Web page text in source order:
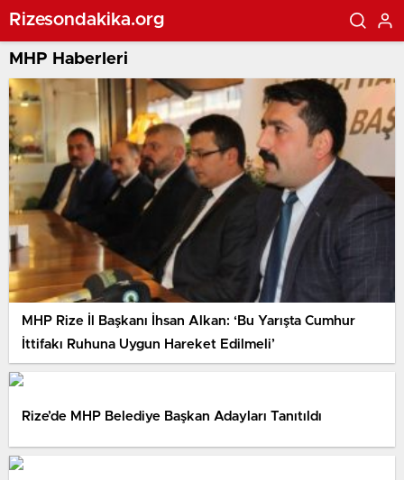
Rizesondakika.org
MHP Haberleri
MHP Rize İl Başkanı İhsan Alkan: ‘Bu Yarışta Cumhur
İttifakı Ruhuna Uygun Hareket Edilmeli’
Rize’de MHP Belediye Başkan Adayları Tanıtıldı